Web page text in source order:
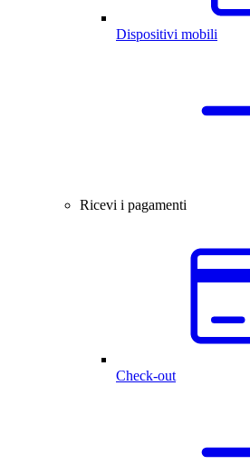
Dispositivi mobili
Ricevi i pagamenti
Check-out